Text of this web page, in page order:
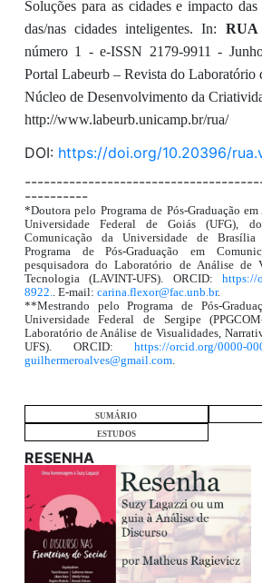
Soluções para as cidades e impacto
das/nas cidades inteligentes. In: RUA
número 1 - e-ISSN 2179-9911 -
Portal Labeurb – Revista do Laboratório
Núcleo de Desenvolvimento da
http://www.labeurb.unicamp.br/rua/
DOI: https://doi.org/10.20396/
----------
*Doutora pelo Programa de Pós-Graduação
Universidade Federal de Goiás (UFG),
Comunicação da Universidade de
Programa de Pós-Graduação em
pesquisadora do Laboratório de Análise de
Tecnologia (LAVINT-UFS). ORCID: https://
8922.
. E-mail: carina.flexor@fac.unb.br.
**Mestrando pelo Programa de Pós-
Universidade Federal de Sergipe
Laboratório de Análise de Visualidades,
UFS). ORCID:https://orcid.org/0000-
guilhermeroalves@gmail.com.
SUMÁRIO
ESTUDOS
RESENHA